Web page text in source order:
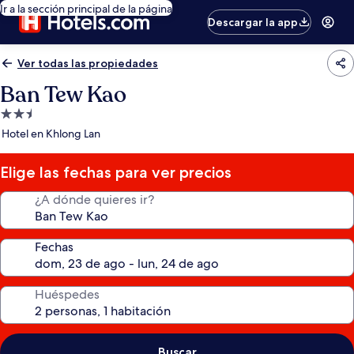
Ir a la sección principal de la página
Descargar la app
Ver todas las propiedades
Ban Tew Kao
Propiedad
de
estrellas
Hotel en Khlong Lan
Elige las fechas para ver precios
¿A dónde quieres ir?
Fechas
Huéspedes